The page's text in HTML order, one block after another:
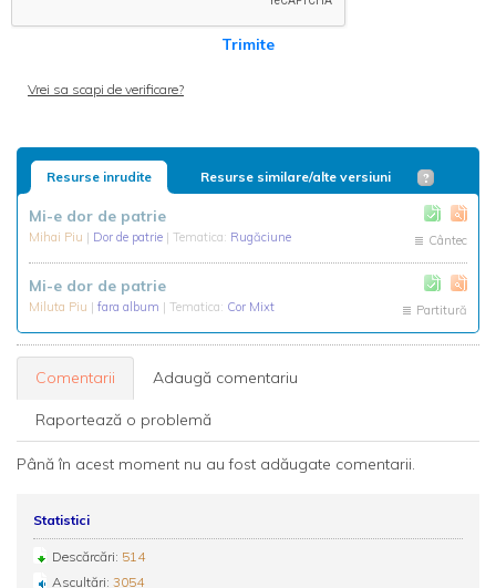
Trimite
Vrei sa scapi de verificare?
Resurse inrudite Resurse similare/alte versiuni
Mi-e dor de patrie
Mihai Piu | Dor de patrie | Tematica: Rugăciune Cântec
Mi-e dor de patrie
Miluta Piu | fara album | Tematica: Cor Mixt Partitură
Comentarii Adaugă comentariu
Raportează o problemă
Până în acest moment nu au fost adăugate comentarii.
Statistici
Descărcări: 514
Ascultări: 3054